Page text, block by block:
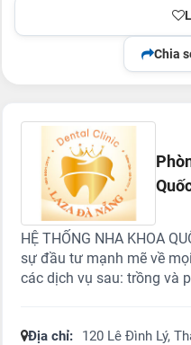
Chia
HỆ THỐNG NHA KHOA
sự đầu tư mạnh mẽ về
các dịch vụ sau: trồng và
Địa chỉ: 120 Lê Đình Lý,